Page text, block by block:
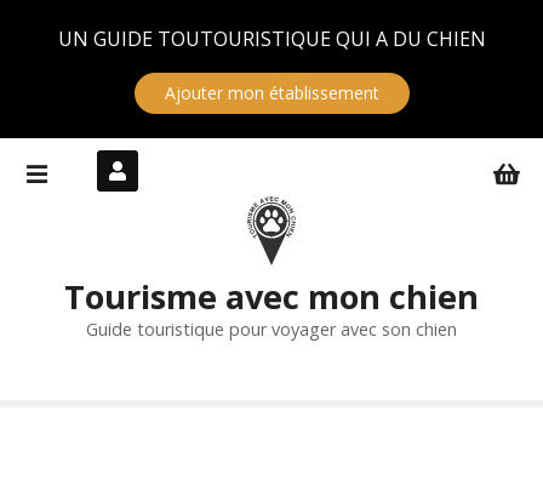
UN GUIDE TOUTOURISTIQUE QUI A DU CHIEN
Ajouter mon établissement
Tourisme avec mon chien
Guide touristique pour voyager avec son chien